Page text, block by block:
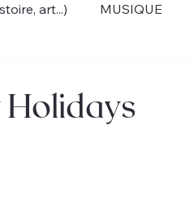
art...) MUSIQUE
Holidays